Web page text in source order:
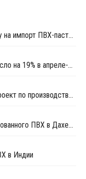
Индия ввела антидемпинговую пошлину на импорт ПВХ-пасты из Китая и пяти других стран
Потребление ПВХ пасты в Индии выросло на 19% в апреле-сентябре
Индийская Chemfab Alkalis отложила проект по производству каустической соды
Epigral запустила производство хлорированного ПВХ в Дахедже
в Индии